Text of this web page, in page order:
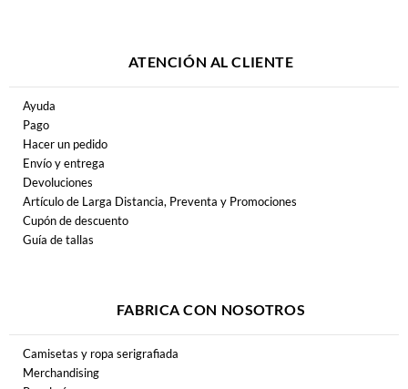
ATENCIÓN AL CLIENTE
Ayuda
Pago
Hacer un pedido
Envío y entrega
Devoluciones
Artículo de Larga Distancia, Preventa y Promociones
Cupón de descuento
Guía de tallas
FABRICA CON NOSOTROS
Camisetas y ropa serigrafiada
Merchandising